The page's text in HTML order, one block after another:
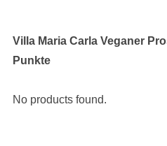
Villa Maria Carla Veganer
Punkte
No products found.